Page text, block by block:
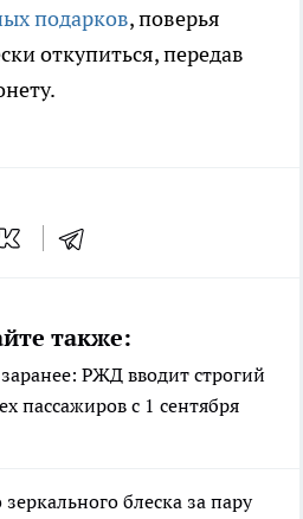
подарков, поверья
откупиться, передав
также:
РЖД вводит строгий
пассажиров с 1 сентября
блеска за пару